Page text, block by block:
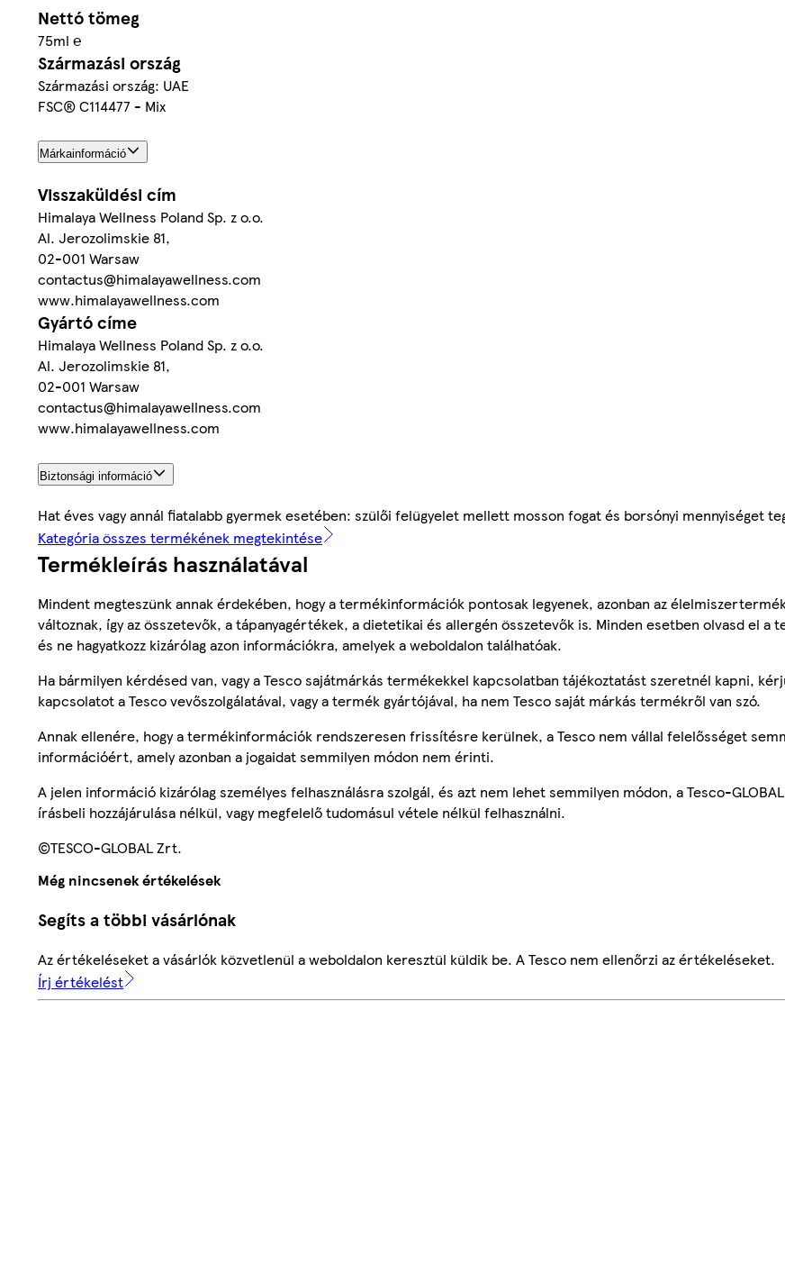
Nettó tömeg
75ml ℮
Származási ország
Származási ország: UAE
FSC® C114477 - Mix
Márkainformáció
Visszaküldési cím
Himalaya Wellness Poland Sp. z o.o.
Al. Jerozolimskie 81,
02-001 Warsaw
contactus@himalayawellness.com
www.himalayawellness.com
Gyártó címe
Himalaya Wellness Poland Sp. z o.o.
Al. Jerozolimskie 81,
02-001 Warsaw
contactus@himalayawellness.com
www.himalayawellness.com
Biztonsági információ
Hat éves vagy annál fiatalabb gyermek esetében: szülői felügyelet mellett mosson fogat és borsónyi mennyiséget
Kategória összes termékének megtekintése
Termékleírás használatával
Mindent megteszünk annak érdekében, hogy a termékinformációk pontosak legyenek, azonban az
változnak, így az összetevők, a tápanyagértékek, a dietetikai és allergén összetevők is. Minden esetben olvasd el a
és ne hagyatkozz kizárólag azon információkra, amelyek a weboldalon találhatóak.
Ha bármilyen kérdésed van, vagy a Tesco sajátmárkás termékekkel kapcsolatban tájékoztatást szeretnél kapni,
kapcsolatot a Tesco vevőszolgálatával, vagy a termék gyártójával, ha nem Tesco saját márkás termékről van szó.
Annak ellenére, hogy a termékinformációk rendszeresen frissítésre kerülnek, a Tesco nem vállal felelősséget
információért, amely azonban a jogaidat semmilyen módon nem érinti.
A jelen információ kizárólag személyes felhasználásra szolgál, és azt nem lehet semmilyen módon, a Tesco-
írásbeli hozzájárulása nélkül, vagy megfelelő tudomásul vétele nélkül felhasználni.
©TESCO-GLOBAL Zrt.
Még nincsenek értékelések
Segíts a többi vásárlónak
Az értékeléseket a vásárlók közvetlenül a weboldalon keresztül küldik be. A Tesco nem ellenőrzi az értékeléseket.
Írj értékelést